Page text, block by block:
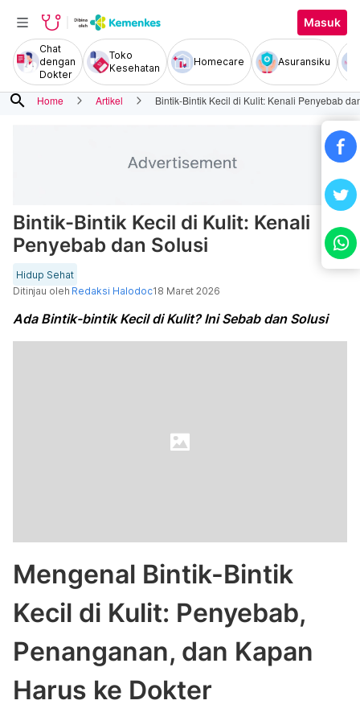
Masuk
Chat
dengan
Dokter
Toko
Kesehatan
Homecare Asuransiku
search Home Artikel Bintik-Bintik Kecil di Kulit: Kenali Penyebab
Bintik-Bintik Kecil di Kulit: Kenali
Penyebab dan Solusi
Hidup Sehat
Ditinjau oleh Redaksi Halodoc18 Maret 2026
Ada Bintik-bintik Kecil di Kulit? Ini Sebab dan Solusi
Mengenal Bintik-Bintik
Kecil di Kulit: Penyebab,
Penanganan, dan Kapan
Harus ke Dokter